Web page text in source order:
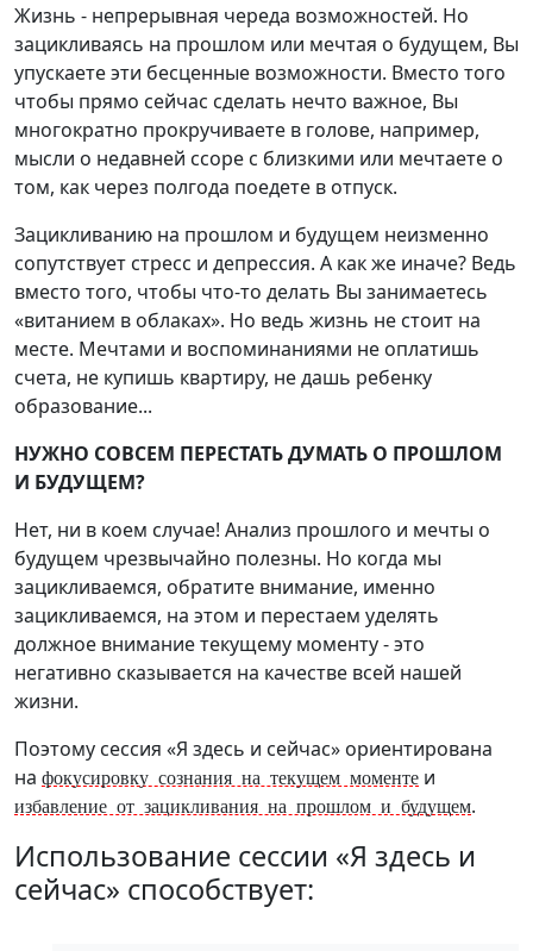
Жизнь - непрерывная череда возможностей. Но
зацикливаясь на прошлом или мечтая о будущем, Вы
упускаете эти бесценные возможности. Вместо того
чтобы прямо сейчас сделать нечто важное, Вы
многократно прокручиваете в голове, например,
мысли о недавней ссоре с близкими или мечтаете о
том, как через полгода поедете в отпуск.
Зацикливанию на прошлом и будущем неизменно
сопутствует стресс и депрессия. А как же иначе? Ведь
вместо того, чтобы что-то делать Вы занимаетесь
«витанием в облаках». Но ведь жизнь не стоит на
месте. Мечтами и воспоминаниями не оплатишь
счета, не купишь квартиру, не дашь ребенку
образование...
НУЖНО СОВСЕМ ПЕРЕСТАТЬ ДУМАТЬ О ПРОШЛОМ
И БУДУЩЕМ?
Нет, ни в коем случае! Анализ прошлого и мечты о
будущем чрезвычайно полезны. Но когда мы
зацикливаемся, обратите внимание, именно
зацикливаемся, на этом и перестаем уделять
должное внимание текущему моменту - это
негативно сказывается на качестве всей нашей
жизни.
Поэтому сессия «Я здесь и сейчас» ориентирована
на фокусировку сознания на текущем моменте и
избавление от зацикливания на прошлом и будущем.
Использование сессии «Я здесь и
сейчас» способствует: